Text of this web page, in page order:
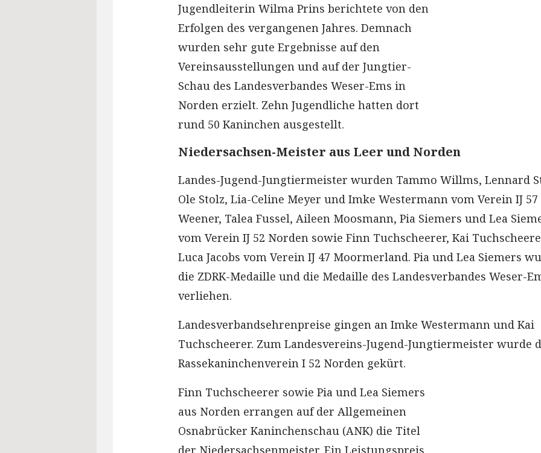
Jugendleiterin Wilma Prins berichtete von den
Erfolgen des vergangenen Jahres. Demnach
wurden sehr gute Ergebnisse auf den
Vereinsausstellungen und auf der Jungtier-
Schau des Landesverbandes Weser-Ems in
Norden erzielt. Zehn Jugendliche hatten dort
rund 50 Kaninchen ausgestellt.
Niedersachsen-Meister aus Leer und Norden
Landes-Jugend-Jungtiermeister wurden Tammo Willms, Lennard
Ole Stolz, Lia-Celine Meyer und Imke Westermann vom Verein IJ 57
Weener, Talea Fussel, Aileen Moosmann, Pia Siemers und Lea
vom Verein IJ 52 Norden sowie Finn Tuchscheerer, Kai
Luca Jacobs vom Verein IJ 47 Moormerland. Pia und Lea Siemers
die ZDRK-Medaille und die Medaille des Landesverbandes Weser-
verliehen.
Landesverbandsehrenpreise gingen an Imke Westermann und Kai
Tuchscheerer. Zum Landesvereins-Jugend-Jungtiermeister wurde
Rassekaninchenverein I 52 Norden gekürt.
Finn Tuchscheerer sowie Pia und Lea Siemers
aus Norden errangen auf der Allgemeinen
Osnabrücker Kaninchenschau (ANK) die Titel
der Niedersachsenmeister. Ein Leistungspreis